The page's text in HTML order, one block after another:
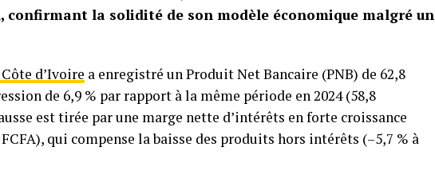
confirmant la solidité de son modèle économique malgré un
d’Ivoire a enregistré un Produit Net Bancaire (PNB) de 62,8
de 6,9 % par rapport à la même période en 2024 (58,8
est tirée par une marge nette d’intérêts en forte croissance
qui compense la baisse des produits hors intérêts (–5,7 % à